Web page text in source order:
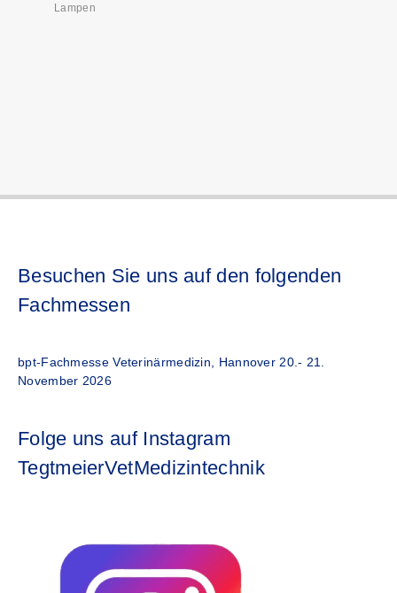
Lampen
Besuchen Sie uns auf den folgenden
Fachmessen
bpt-Fachmesse Veterinärmedizin, Hannover 20.- 21.
November 2026
Folge uns auf Instagram
TegtmeierVetMedizintechnik